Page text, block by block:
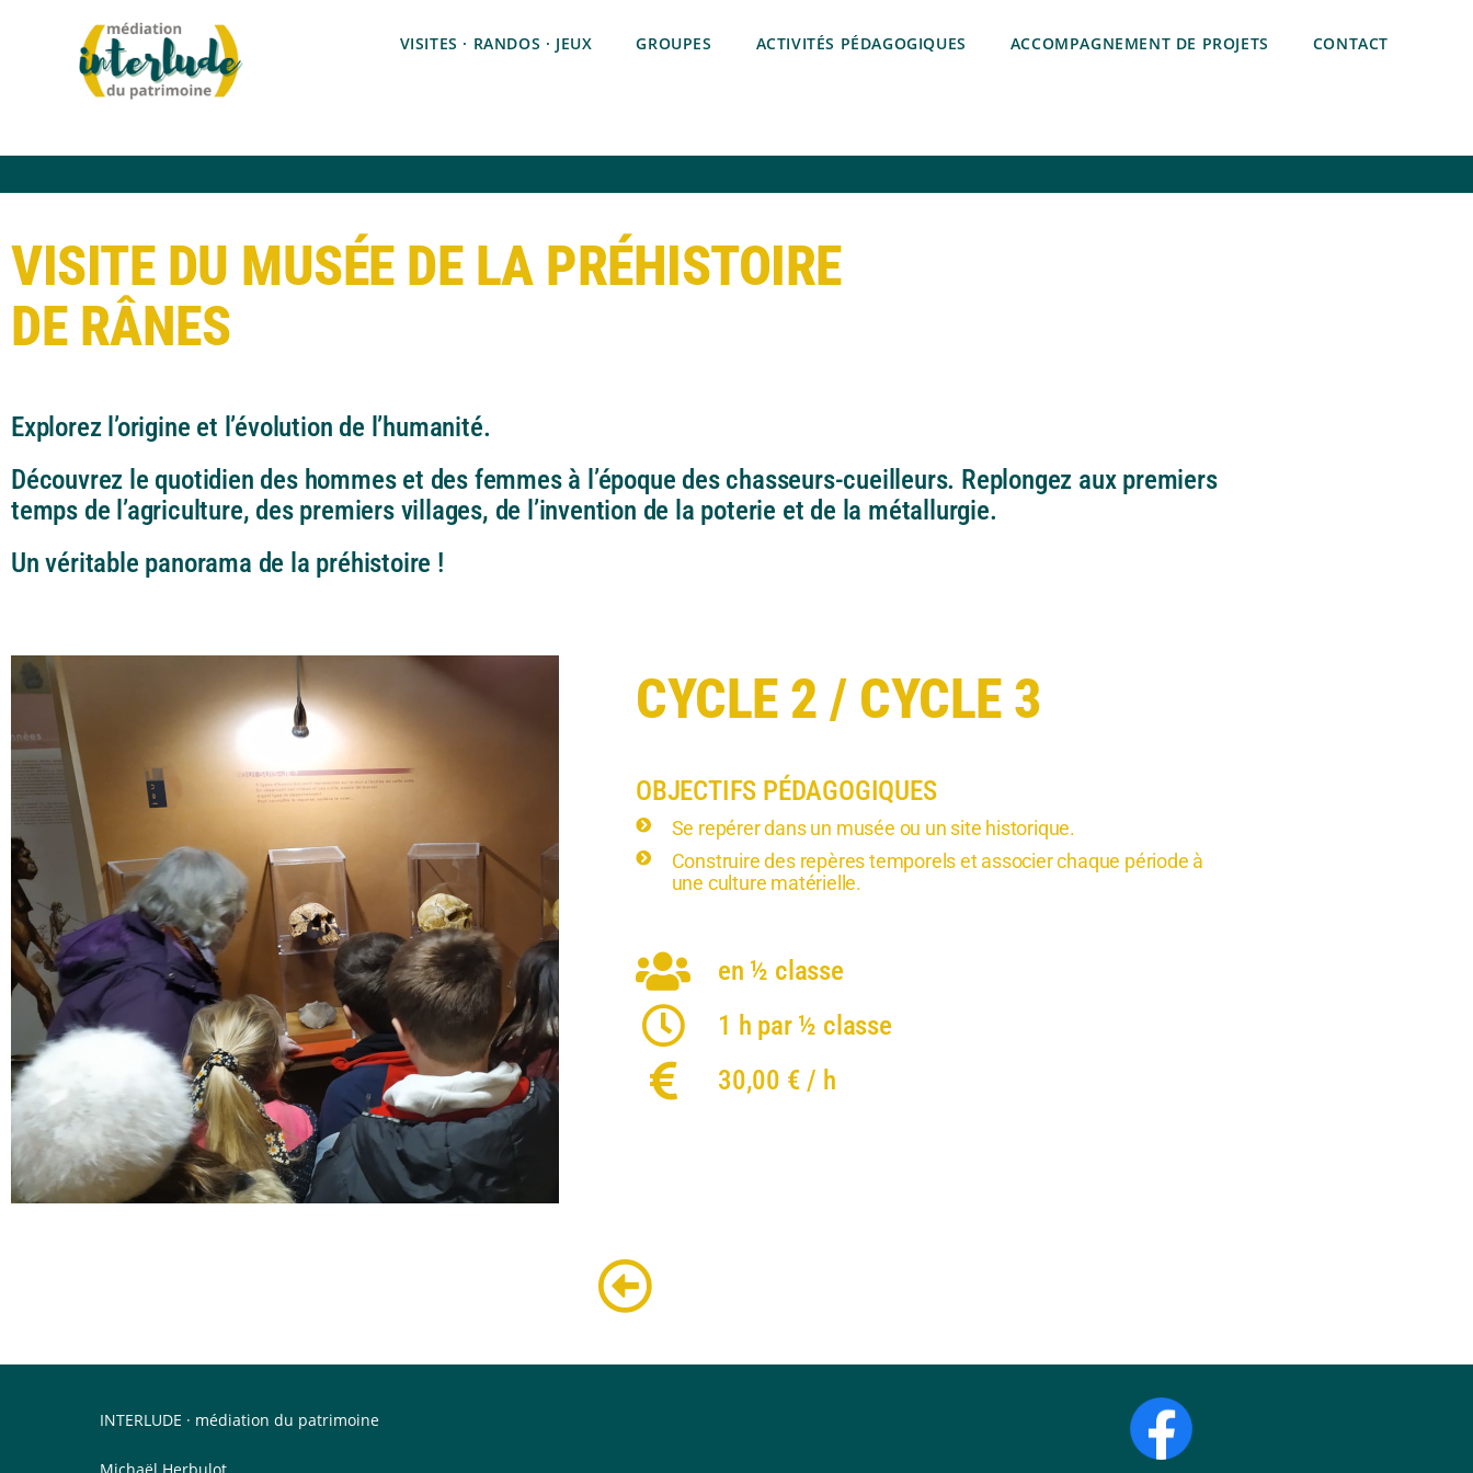
VISITES · RANDOS · JEUX GROUPES ACTIVITÉS PÉDAGOGIQUES ACCOMPAGNEMENT DE PROJETS CONTACT
VISITE DU MUSÉE DE LA PRÉHISTOIRE
DE RÂNES
Explorez l’origine et l’évolution de l’humanité.
Découvrez le quotidien des hommes et des femmes à l’époque des chasseurs-cueilleurs. Replongez aux premiers
temps de l’agriculture, des premiers villages, de l’invention de la poterie et de la métallurgie.
Un véritable panorama de la préhistoire !
CYCLE 2 / CYCLE 3
OBJECTIFS PÉDAGOGIQUES
Se repérer dans un musée ou un site historique.
Construire des repères temporels et associer chaque période à
une culture matérielle.
en ½ classe
1 h par ½ classe
30,00 € / h
INTERLUDE · médiation du patrimoine